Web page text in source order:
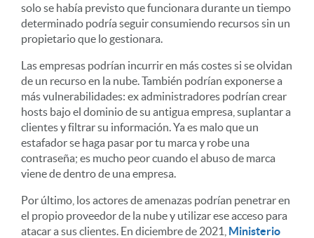
solo se había previsto que funcionara durante un tiempo
determinado podría seguir consumiendo recursos sin un
propietario que lo gestionara.
Las empresas podrían incurrir en más costes si se olvidan
de un recurso en la nube. También podrían exponerse a
más vulnerabilidades: ex administradores podrían crear
hosts bajo el dominio de su antigua empresa, suplantar a
clientes y filtrar su información. Ya es malo que un
estafador se haga pasar por tu marca y robe una
contraseña; es mucho peor cuando el abuso de marca
viene de dentro de una empresa.
Por último, los actores de amenazas podrían penetrar en
el propio proveedor de la nube y utilizar ese acceso para
atacar a sus clientes. En diciembre de 2021, Ministerio